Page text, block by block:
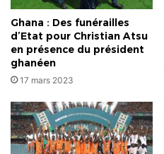
Ghana : Des funérailles
d’Etat pour Christian Atsu
en présence du président
ghanéen
17 mars 2023